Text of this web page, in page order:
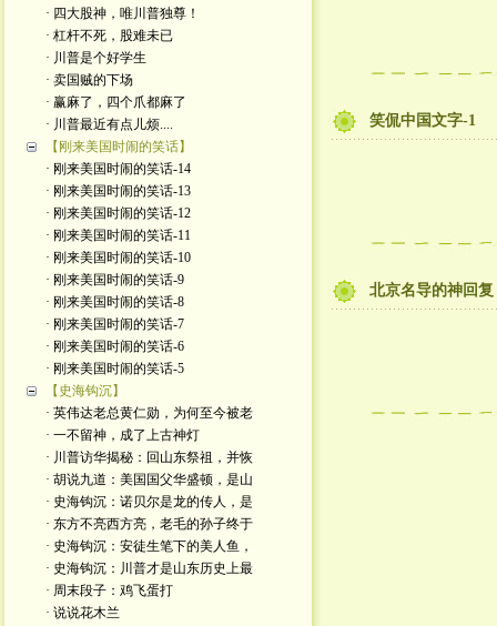
· 四大股神，唯川普独尊！
· 杠杆不死，股难未已
· 川普是个好学生
· 卖国贼的下场
· 赢麻了，四个爪都麻了
· 川普最近有点儿烦....
【刚来美国时闹的笑话】
· 刚来美国时闹的笑话-14
· 刚来美国时闹的笑话-13
· 刚来美国时闹的笑话-12
· 刚来美国时闹的笑话-11
· 刚来美国时闹的笑话-10
· 刚来美国时闹的笑话-9
· 刚来美国时闹的笑话-8
· 刚来美国时闹的笑话-7
· 刚来美国时闹的笑话-6
· 刚来美国时闹的笑话-5
【史海钩沉】
· 英伟达老总黄仁勋，为何至今被老
· 一不留神，成了上古神灯
· 川普访华揭秘：回山东祭祖，并恢
· 胡说九道：美国国父华盛顿，是山
· 史海钩沉：诺贝尔是龙的传人，是
· 东方不亮西方亮，老毛的孙子终于
· 史海钩沉：安徒生笔下的美人鱼，
· 史海钩沉：川普才是山东历史上最
· 周末段子：鸡飞蛋打
· 说说花木兰
笑侃中国文字-1
北京名导的神回复